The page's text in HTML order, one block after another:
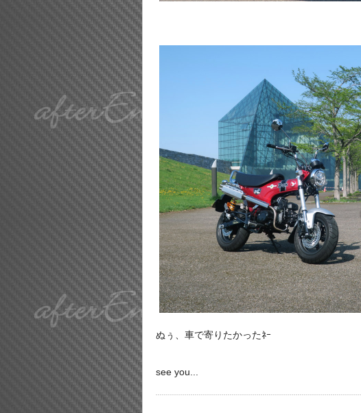
ぬぅ、車で寄りたかったﾈｰ
see you...